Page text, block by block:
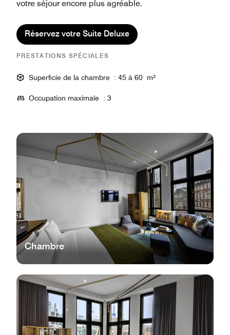
votre séjour encore plus agréable.
Réservez votre Suite Deluxe
PRESTATIONS SPÉCIALES
Superficie de la chambre : 45 à 60 m²
Occupation maximale : 3
Chambre